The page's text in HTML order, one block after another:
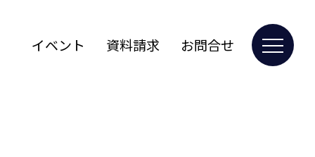
イベント 資料請求 お問合せ